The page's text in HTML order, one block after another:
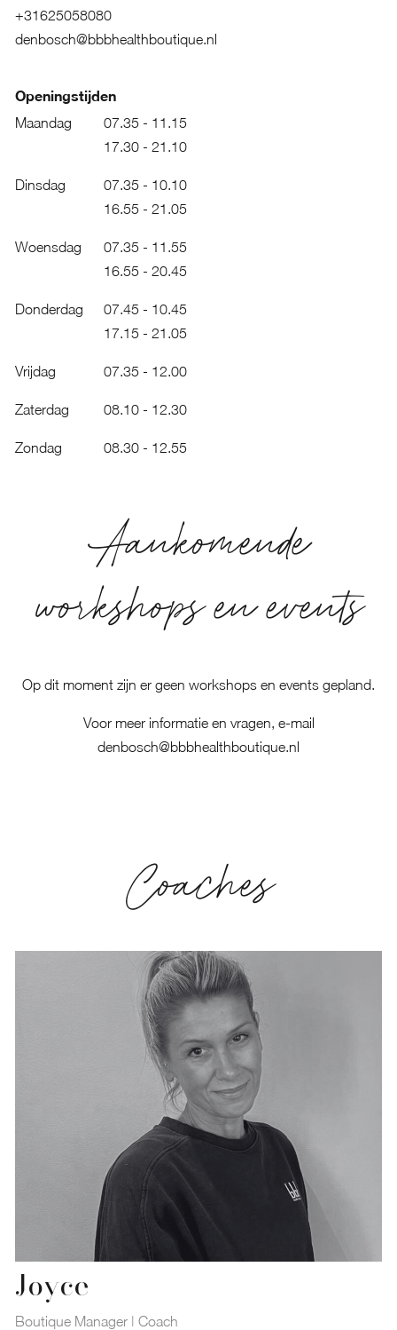
+31625058080
denbosch@bbbhealthboutique.nl
Openingstijden
Maandag
07.35 - 11.15
17.30 - 21.10
Dinsdag
07.35 - 10.10
16.55 - 21.05
Woensdag
07.35 - 11.55
16.55 - 20.45
Donderdag
07.45 - 10.45
17.15 - 21.05
Vrijdag 07.35 - 12.00
Zaterdag 08.10 - 12.30
Zondag 08.30 - 12.55
Aankomende
workshops en events
Op dit moment zijn er geen workshops en events gepland.
Voor meer informatie en vragen, e-mail
denbosch@bbbhealthboutique.nl
Coaches
Joyce
Boutique Manager | Coach